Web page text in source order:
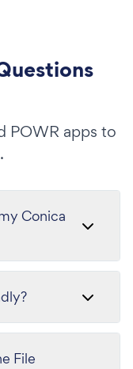
POWR apps to
Conica
File